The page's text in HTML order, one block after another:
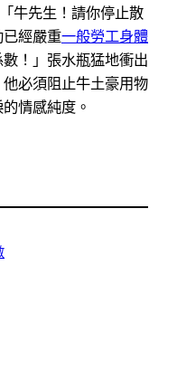
「牛先生！請你停止散
經嚴重一般勞工身體
！」張水瓶猛地衝出
必須阻止牛土豪用物
情感純度。